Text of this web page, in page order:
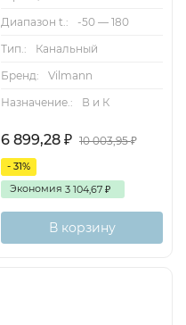
Диапазон t.:
-50 — 180
Тип.:
Канальный
Бренд:
Vilmann
Назначение.:
В и К
6 899,28 ₽ 10 003,95₽
- 31%
Экономия 3 104,67 ₽
В корзину